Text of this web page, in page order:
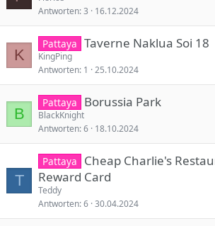
Antworten 3 16.12.2024
K
Pattaya Taverne Naklua Soi 18
KingPing
Antworten 1 25.10.2024
B
Pattaya Borussia Park
BlackKnight
Antworten 6 18.10.2024
T
Pattaya
Cheap Charlie's
Reward Card
Teddy
Antworten 6 30.04.2024